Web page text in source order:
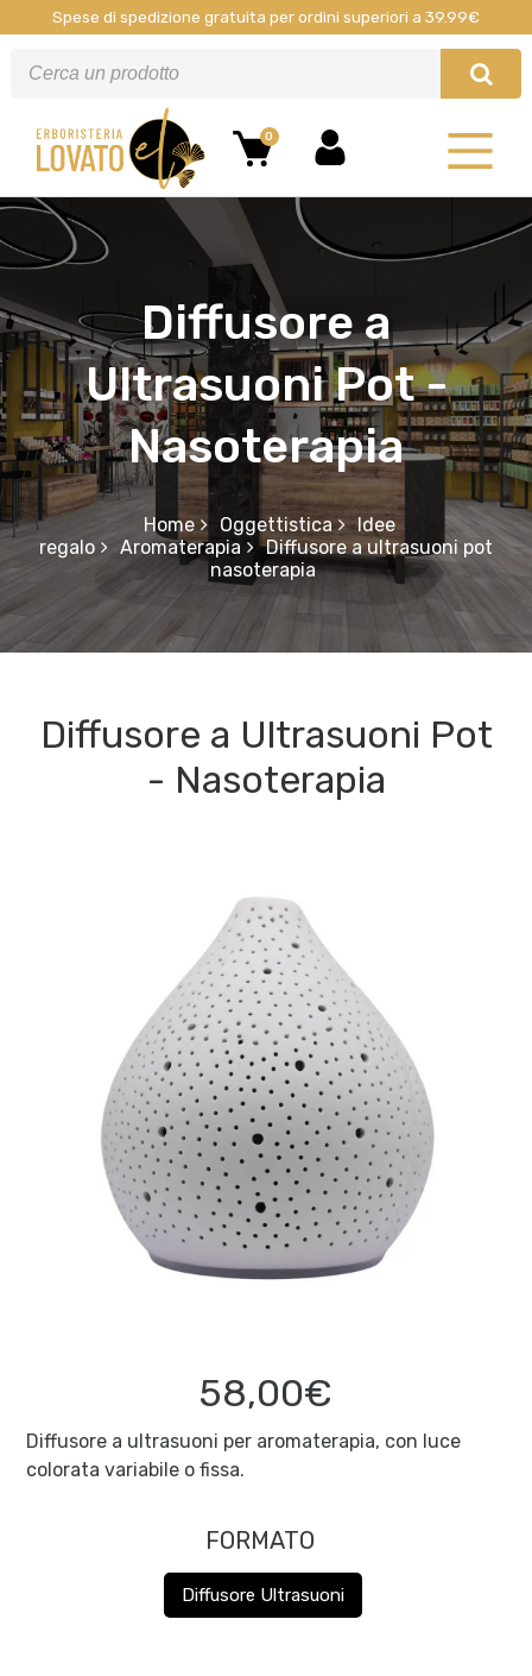
Spese di spedizione gratuita per ordini superiori a 39.99€
0
Diffusore a
Ultrasuoni Pot -
Nasoterapia
Home Oggettistica
Idee
regalo
Aromaterapia
Diffusore a ultrasuoni pot
nasoterapia
Diffusore a Ultrasuoni Pot
- Nasoterapia
58,00€
Diffusore a ultrasuoni per aromaterapia, con luce
colorata variabile o fissa.
FORMATO
Diffusore Ultrasuoni